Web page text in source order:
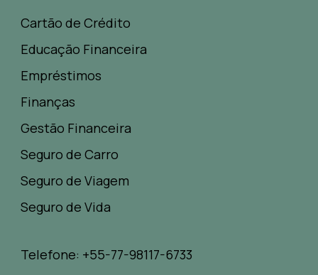
Cartão de Crédito
Educação Financeira
Empréstimos
Finanças
Gestão Financeira
Seguro de Carro
Seguro de Viagem
Seguro de Vida
Telefone: +55-77-98117-6733